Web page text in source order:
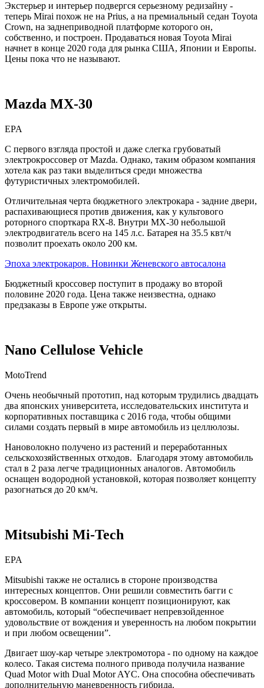
Экстерьер и интерьер подвергся серьезному редизайну -
теперь Mirai похож не на Prius, а на премиальный седан Toyota
Crown, на заднеприводной платформе которого он,
собственно, и построен. Продаваться новая Toyota Mirai
начнет в конце 2020 года для рынка США, Японии и Европы.
Цены пока что не называют.
Mazda MX-30
EPA
С первого взгляда простой и даже слегка грубоватый
электрокроссовер от Mazda. Однако, таким образом компания
хотела как раз таки выделиться среди множества
футуристичных электромобилей.
Отличительная черта бюджетного электрокара - задние двери,
распахивающиеся против движения, как у культового
роторного спорткара RX-8. Внутри MX-30 небольшой
электродвигатель всего на 145 л.с. Батарея на 35.5 квт/ч
позволит проехать около 200 км.
Эпоха электрокаров. Новинки Женевского автосалона
Бюджетный кроссовер поступит в продажу во второй
половине 2020 года. Цена также неизвестна, однако
предзаказы в Европе уже открыты.
Nano Cellulose Vehicle
MotoTrend
Очень необычный прототип, над которым трудились двадцать
два японских университета, исследовательских института и
корпоративных поставщика с 2016 года, чтобы общими
силами создать первый в мире автомобиль из целлюлозы.
Нановолокно получено из растений и переработанных
сельскохозяйственных отходов. Благодаря этому автомобиль
стал в 2 раза легче традиционных аналогов. Автомобиль
оснащен водородной установкой, которая позволяет концепту
разогнаться до 20 км/ч.
Mitsubishi Mi-Tech
EPA
Mitsubishi также не остались в стороне производства
интересных концептов. Они решили совместить багги с
кроссовером. В компании концепт позиционируют, как
автомобиль, который “обеспечивает непревзойденное
удовольствие от вождения и уверенность на любом покрытии
и при любом освещении”.
Двигает шоу-кар четыре электромотора - по одному на каждое
колесо. Такая система полного привода получила название
Quad Motor with Dual Motor AYC. Она способна обеспечивать
дополнительную маневренность гибрида.